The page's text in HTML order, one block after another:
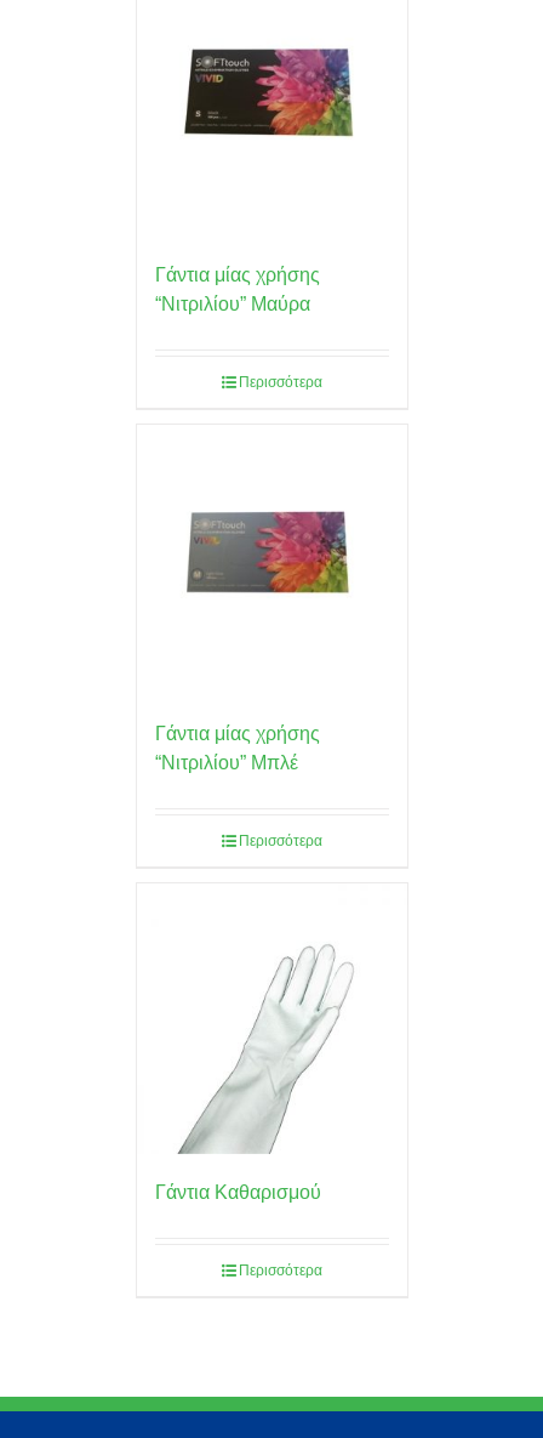
Γάντια μίας χρήσης
“Νιτριλίου” Μαύρα
Περισσότερα
Γάντια μίας χρήσης
“Νιτριλίου” Μπλέ
Περισσότερα
Γάντια Καθαρισμού
Περισσότερα